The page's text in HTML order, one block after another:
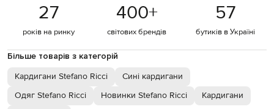
27
років на ринку
400+
світових брендів
57
бутиків в Україні
Більше товарів з категорій
Кардигани Stefano Ricci
Сині кардигани
Одяг Stefano Ricci
Новинки Stefano Ricci
Кардигани